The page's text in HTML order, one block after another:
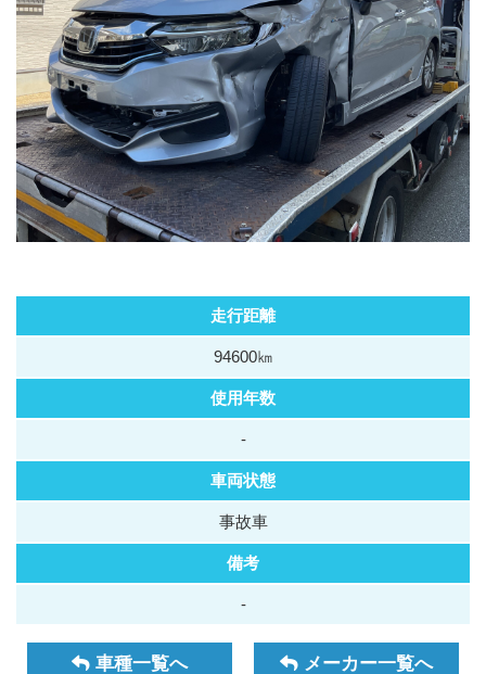
走行距離
94600㎞
使用年数
-
車両状態
事故車
備考
-
車種一覧へ メーカー一覧へ